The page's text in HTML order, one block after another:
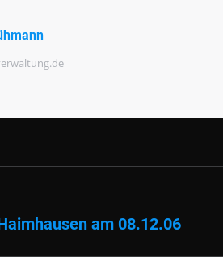
am 08.12.06